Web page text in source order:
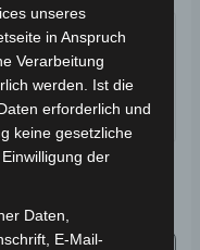
unseres
in Anspruch
Verarbeitung
werden. Ist die
erforderlich und
keine gesetzliche
der
Daten,
E-Mail-